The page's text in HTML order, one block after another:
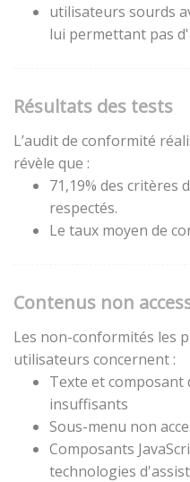
utilisateurs sourds
lui permettant pas
Résultats des tests
L’audit de conformité
révèle que :
71,19% des critères
respectés.
Le taux moyen de
Contenus non
Les non-conformités les
utilisateurs concernent :
Texte et composant
insuffisants
Sous-menu non
Composants
technologies